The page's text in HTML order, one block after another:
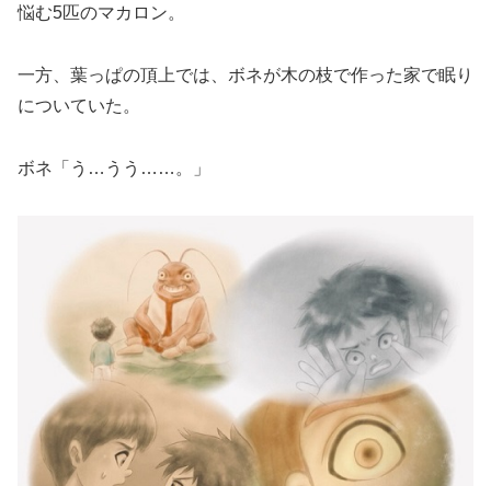
悩む5匹のマカロン。
一方、葉っぱの頂上では、ボネが木の枝で作った家で眠り
についていた。
ボネ「う…うう……。」